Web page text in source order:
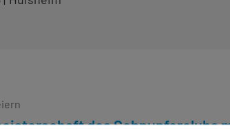
des Schnupferclubs